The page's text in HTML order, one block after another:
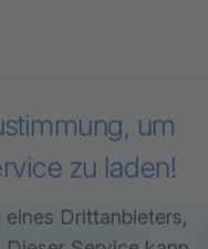
um
zu laden!
Drittanbieters,